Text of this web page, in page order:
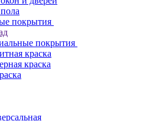
покрытия
покрытия
краска
краска